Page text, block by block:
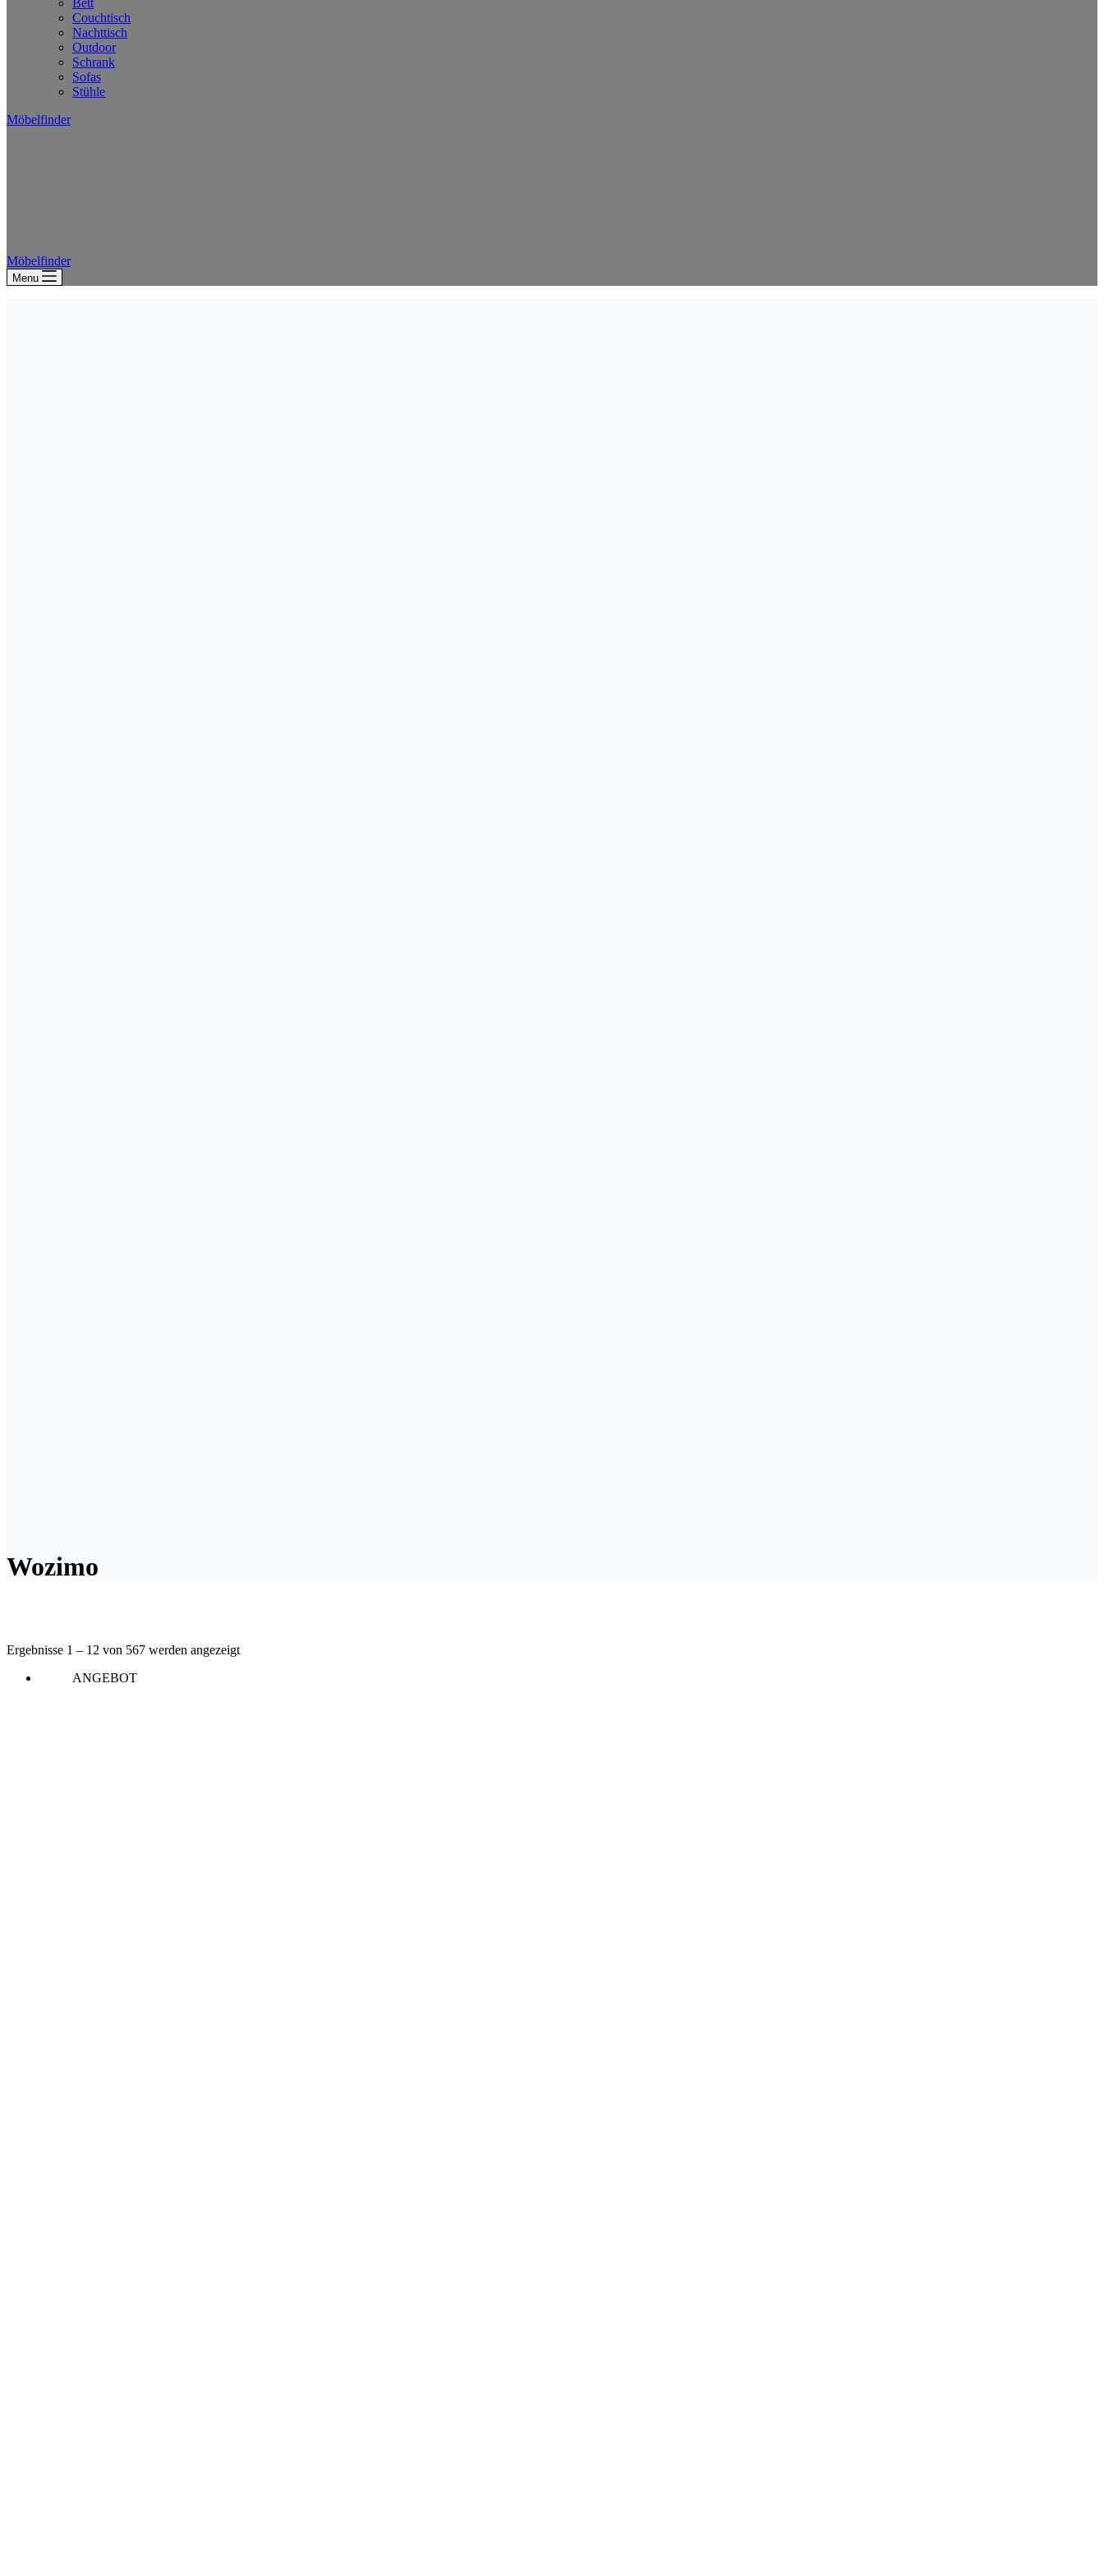
Bett
Couchtisch
Nachttisch
Outdoor
Schrank
Sofas
Stühle
Möbelfinder
Möbelfinder
Menu
Wozimo
Ergebnisse 1 – 12 von 567 werden angezeigt
ANGEBOT